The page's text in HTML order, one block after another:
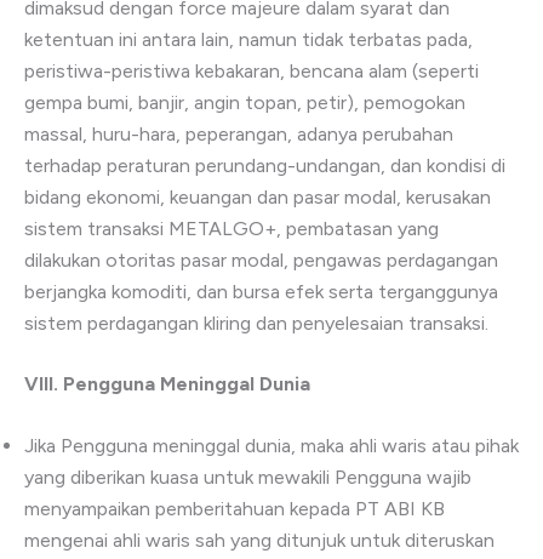
dimaksud dengan force majeure dalam syarat dan
ketentuan ini antara lain, namun tidak terbatas pada,
peristiwa-peristiwa kebakaran, bencana alam (seperti
gempa bumi, banjir, angin topan, petir), pemogokan
massal, huru-hara, peperangan, adanya perubahan
terhadap peraturan perundang-undangan, dan kondisi di
bidang ekonomi, keuangan dan pasar modal, kerusakan
sistem transaksi METALGO+, pembatasan yang
dilakukan otoritas pasar modal, pengawas perdagangan
berjangka komoditi, dan bursa efek serta terganggunya
sistem perdagangan kliring dan penyelesaian transaksi.
VIII. Pengguna Meninggal Dunia
Jika Pengguna meninggal dunia, maka ahli waris atau pihak
yang diberikan kuasa untuk mewakili Pengguna wajib
menyampaikan pemberitahuan kepada PT ABI KB
mengenai ahli waris sah yang ditunjuk untuk diteruskan